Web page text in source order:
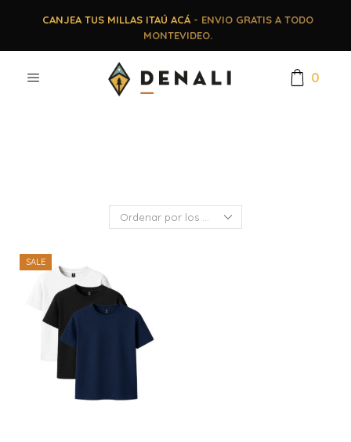
CANJEA TUS MILLAS ITAÚ ACÁ- ENVIO GRATIS A TODO
MONTEVIDEO.
0
SALE